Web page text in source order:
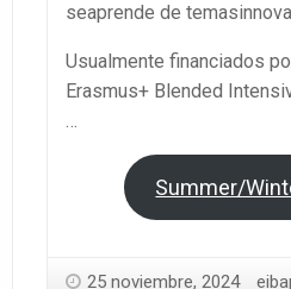
seaprende de
Usualmente financiados
Erasmus+ Blended
…
Summer/
25 noviembre, 2024